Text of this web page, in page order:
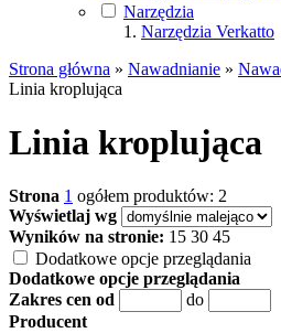
Narzędzia
Narzędzia Verkatto
Strona główna » Nawadnianie »
Linia kroplująca
Linia kroplująca
Strona 1 ogółem produktów: 2
Wyświetlaj wg
Wyników na stronie: 15 30 45
Dodatkowe opcje przeglądania
Dodatkowe opcje przeglądania
Zakres cen od
do
Producent